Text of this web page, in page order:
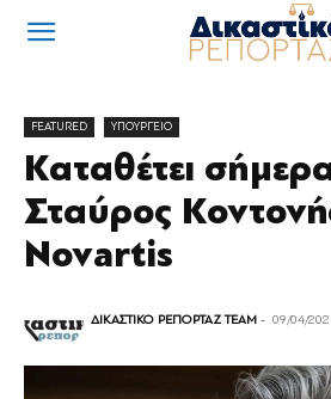
FEATURED ΥΠΟΥΡΓΕΙΟ
Καταθέτει
Σταύρος
Novartis
ΔΙΚΑΣΤΙΚΟ ΡΕΠΟΡΤΑΖ TEAM - 09/04/